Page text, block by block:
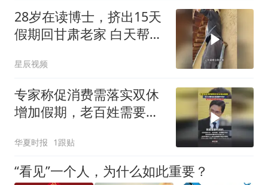
28岁在读博士，挤出15天
假期回甘肃老家 白天帮忙
星辰视频
专家称促消费需落实双休
增加假期，老百姓需要有
华夏时报 1跟贴
“看见”一个人，为什么如此重要？